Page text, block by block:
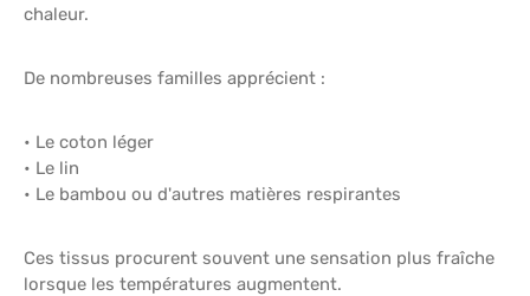
chaleur.
De nombreuses familles apprécient :
• Le coton léger
• Le lin
• Le bambou ou d'autres matières respirantes
Ces tissus procurent souvent une sensation plus fraîche
lorsque les températures augmentent.